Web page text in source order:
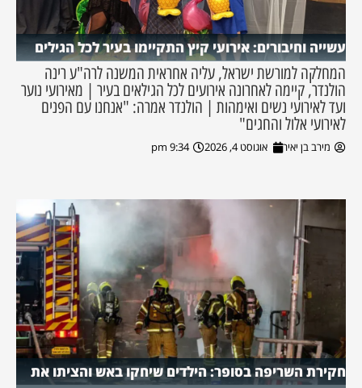
עשייה וחיבורים: אירועי קיץ התקיימו בעיר לכל הגילים
המחלקה למורשת ישראל, עליה אחראית המשנה לרה"ע רינה
הולנדר, קיימה לאחרונה אירועים לכל הגילאים בעיר | מאירועי נוער
ועד לאירועי נשים ואימהות | הולנדר אמרה: "אנחנו עם הפנים
לאירועי אלול והחגים"
מירב בן יאיר אוגוסט 4, 2026 9:34 pm
חקירת השריפה בסופר: הילדים שיחקו באש והציתו את